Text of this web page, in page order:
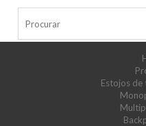
Estojos de